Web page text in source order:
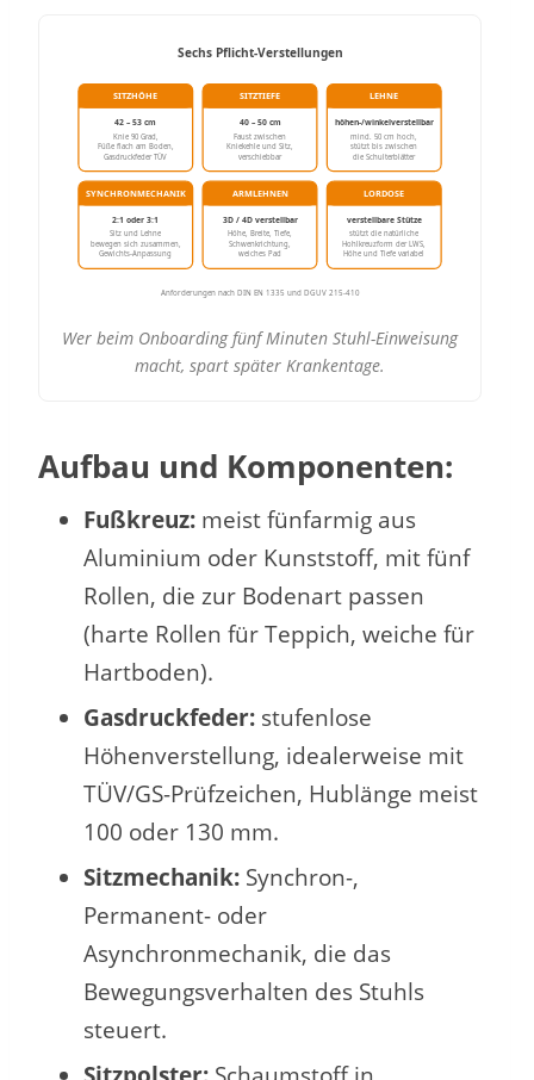
Sechs Pflicht-Verstellungen
SITZHÖHE
42 – 53 cm
Knie 90 Grad,
Füße flach am Boden,
Gasdruckfeder TÜV
SITZTIEFE
40 – 50 cm
Faust zwischen
Kniekehle und Sitz,
verschiebbar
LEHNE
höhen-/winkelverstellbar
mind. 50 cm hoch,
stützt bis zwischen
die Schulterblätter
SYNCHRONMECHANIK
2:1 oder 3:1
Sitz und Lehne
bewegen sich zusammen,
Gewichts-Anpassung
ARMLEHNEN
3D / 4D verstellbar
Höhe, Breite, Tiefe,
Schwenkrichtung,
weiches Pad
LORDOSE
verstellbare Stütze
stützt die natürliche
Hohlkreuzform der LWS,
Höhe und Tiefe variabel
Anforderungen nach DIN EN 1335 und DGUV 215-410
Wer beim Onboarding fünf Minuten Stuhl-Einweisung
macht, spart später Krankentage.
Aufbau und Komponenten:
Fußkreuz: meist fünfarmig aus
Aluminium oder Kunststoff, mit fünf
Rollen, die zur Bodenart passen
(harte Rollen für Teppich, weiche für
Hartboden).
Gasdruckfeder: stufenlose
Höhenverstellung, idealerweise mit
TÜV/GS-Prüfzeichen, Hublänge meist
100 oder 130 mm.
Sitzmechanik: Synchron-,
Permanent- oder
Asynchronmechanik, die das
Bewegungsverhalten des Stuhls
steuert.